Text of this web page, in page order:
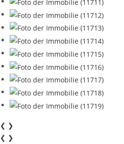
❮ ❯
❮ ❯